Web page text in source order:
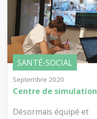
Centre de simulation
Désormais équipé et
SANTÉ-SOCIAL
Septembre 2020